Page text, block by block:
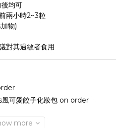
後均可
兩小時2~3粒
物)
對其過敏者食用
風可愛餃子化妝包 on order
more